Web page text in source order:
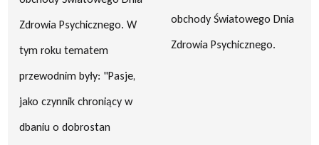
Zdrowia Psychicznego. W
tym roku tematem
przewodnim były: "Pasje,
jako czynnik chroniący w
dbaniu o dobrostan
obchody Światowego Dnia
Zdrowia Psychicznego.